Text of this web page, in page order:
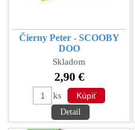
Čierny Peter - SCOOBY
DOO
Skladom
2,90 €
ks
Detail